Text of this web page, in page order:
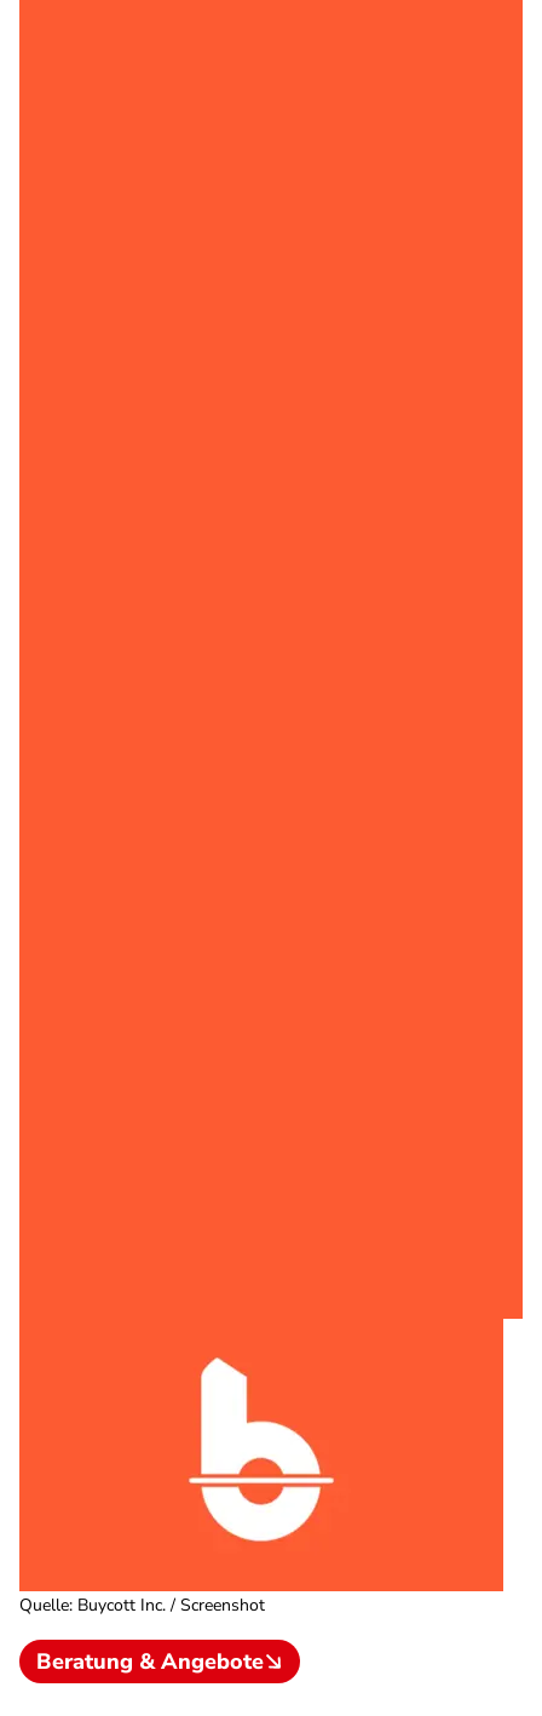
Quelle: Buycott Inc. / Screenshot
Beratung & Angebote